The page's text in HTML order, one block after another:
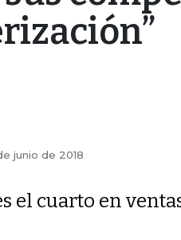
junio de 2018
el cuarto en